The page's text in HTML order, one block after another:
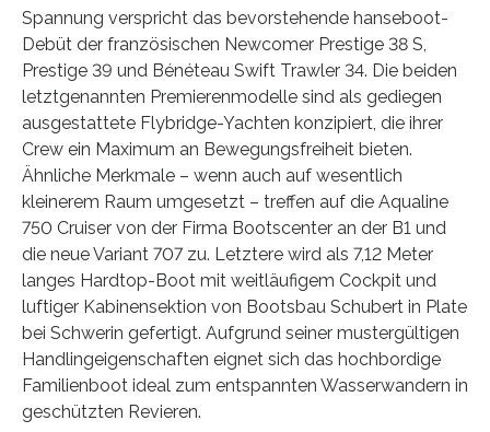
Spannung verspricht das bevorstehende hanseboot-
Debüt der französischen Newcomer Prestige 38 S,
Prestige 39 und Bénéteau Swift Trawler 34. Die beiden
letztgenannten Premierenmodelle sind als gediegen
ausgestattete Flybridge-Yachten konzipiert, die ihrer
Crew ein Maximum an Bewegungsfreiheit bieten.
Ähnliche Merkmale – wenn auch auf wesentlich
kleinerem Raum umgesetzt – treffen auf die Aqualine
750 Cruiser von der Firma Bootscenter an der B1 und
die neue Variant 707 zu. Letztere wird als 7,12 Meter
langes Hardtop-Boot mit weitläufigem Cockpit und
luftiger Kabinensektion von Bootsbau Schubert in Plate
bei Schwerin gefertigt. Aufgrund seiner mustergültigen
Handlingeigenschaften eignet sich das hochbordige
Familienboot ideal zum entspannten Wasserwandern in
geschützten Revieren.